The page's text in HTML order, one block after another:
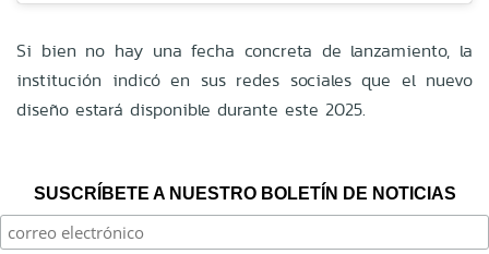
Si bien no hay una fecha concreta de lanzamiento, la
institución indicó en sus redes sociales que el nuevo
diseño estará disponible durante este 2025.
SUSCRÍBETE A NUESTRO BOLETÍN DE NOTICIAS